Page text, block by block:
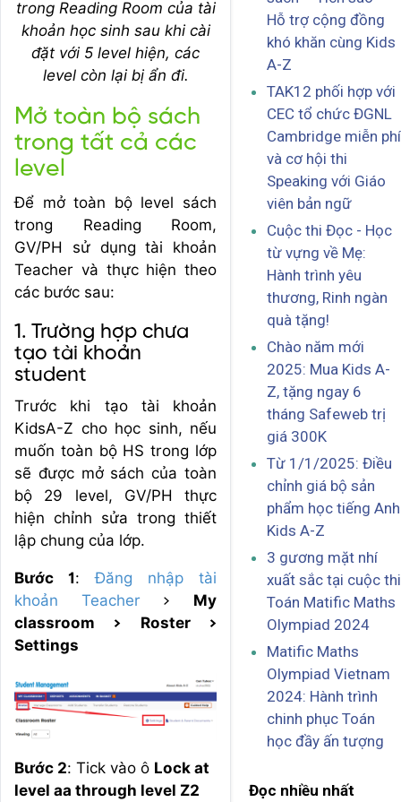
trong Reading Room của tài
khoản học sinh sau khi cài
đặt với 5 level hiện, các
level còn lại bị ẩn đi.
Mở toàn bộ sách
trong tất cả các
level
Để mở toàn bộ level sách
trong Reading Room,
GV/PH sử dụng tài khoản
Teacher và thực hiện theo
các bước sau:
1. Trường hợp chưa
tạo tài khoản
student
Trước khi tạo tài khoản
KidsA-Z cho học sinh, nếu
muốn toàn bộ HS trong lớp
sẽ được mở sách của toàn
bộ 29 level, GV/PH thực
hiện chỉnh sửa trong thiết
lập chung của lớp.
Bước 1:Đăng nhập tài
khoản Teacher> My
classroom > Roster >
Settings
Bước 2: Tick vào ô Lock at
level aa through level Z2
Hỗ trợ cộng đồng
khó khăn cùng Kids
A-Z
TAK12 phối hợp với
CEC tổ chức ĐGNL
Cambridge miễn phí
và cơ hội thi
Speaking với Giáo
viên bản ngữ
Cuộc thi Đọc - Học
từ vựng về Mẹ:
Hành trình yêu
thương, Rinh ngàn
quà tặng!
Chào năm mới
2025: Mua Kids A-
Z, tặng ngay 6
tháng Safeweb trị
giá 300K
Từ 1/1/2025: Điều
chỉnh giá bộ sản
phẩm học tiếng Anh
Kids A-Z
3 gương mặt nhí
xuất sắc tại cuộc thi
Toán Matific Maths
Olympiad 2024
Matific Maths
Olympiad Vietnam
2024: Hành trình
chinh phục Toán
học đầy ấn tượng
Đọc nhiều nhất